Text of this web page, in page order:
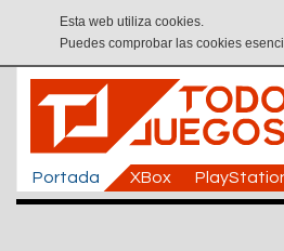
Esta web utiliza cookies.
Puedes comprobar las cookies
Portada XBox